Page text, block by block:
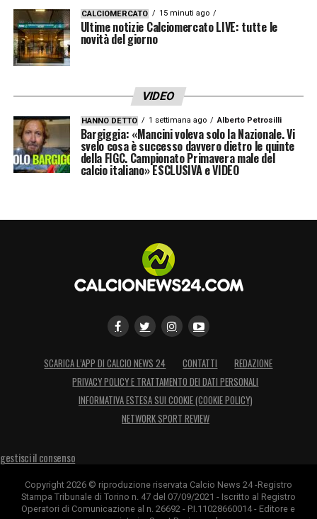
CALCIOMERCATO 15 minuti ago
Ultime notizie Calciomercato LIVE: tutte le
novità del giorno
VIDEO
HANNO DETTO 1 settimana ago Alberto Petrosilli
Bargiggia: «Mancini voleva solo la Nazionale. Vi
svelo cosa è successo davvero dietro le quinte
della FIGC. Campionato Primavera male del
calcio italiano» ESCLUSIVA e VIDEO
SCARICA L’APP DI CALCIO NEWS 24 CONTATTI
REDAZIONE
PRIVACY POLICY E TRATTAMENTO DEI DATI PERSONALI
INFORMATIVA ESTESA SUI COOKIE (COOKIE POLICY)
NETWORK SPORT REVIEW
gestisci il consenso
Copyright 2026 © riproduzione riservata Calcio News 24 -Registro
Stampa Tribunale di Torino n. 47 del 07/09/2021 - Iscritto al Registro
Operatori di Comunicazione al n. 26692 - P.I.11028660014 - Editore e